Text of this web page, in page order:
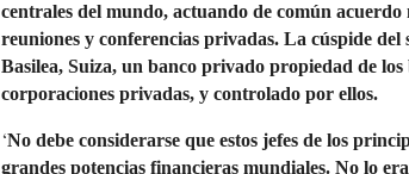
centrales del mundo, actuando de común acuerdo
reuniones y conferencias privadas. La cúspide del
Basilea, Suiza, un banco privado propiedad de
corporaciones privadas, y controlado por ellos.
‘No debe considerarse que estos jefes de los
grandes potencias financieras mundiales. No lo